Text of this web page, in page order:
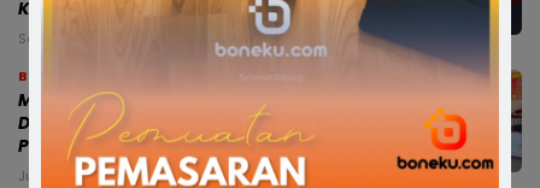
KECAMATAN
Sabtu, 8 Agu 2026 - 02:45 WITA
Bone
Modus Pesan Telur Bayar Sebagian,
Dugaan Penipuan di Bone Rugikan
Pedagang Ratusan Juta
Jumat, 7 Agu 2026 - 18:54 WITA